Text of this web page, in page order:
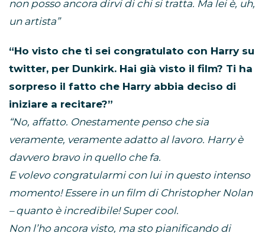
non posso ancora dirvi di chi si tratta. Ma lei è, uh,
un artista”
“Ho visto che ti sei congratulato con Harry su
twitter, per Dunkirk. Hai già visto il film? Ti ha
sorpreso il fatto che Harry abbia deciso di
iniziare a recitare?”
“No, affatto. Onestamente penso che sia
veramente, veramente adatto al lavoro. Harry è
davvero bravo in quello che fa.
E volevo congratularmi con lui in questo intenso
momento! Essere in un film di Christopher Nolan
– quanto è incredibile! Super cool.
Non l’ho ancora visto, ma sto pianificando di